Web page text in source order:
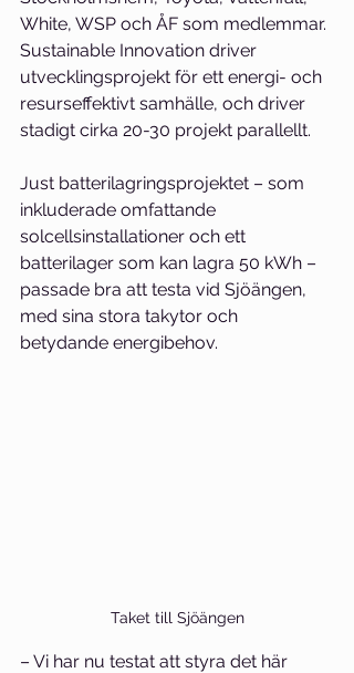
White, WSP och ÅF som medlemmar.
Sustainable Innovation driver
utvecklingsprojekt för ett energi- och
resurseffektivt samhälle, och driver
stadigt cirka 20-30 projekt parallellt.
Just batterilagringsprojektet – som
inkluderade omfattande
solcellsinstallationer och ett
batterilager som kan lagra 50 kWh –
passade bra att testa vid Sjöängen,
med sina stora takytor och
betydande energibehov.
Taket till Sjöängen
– Vi har nu testat att styra det här